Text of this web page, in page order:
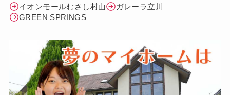
イオンモールむさし村山
ガレーラ立川
GREEN SPRINGS